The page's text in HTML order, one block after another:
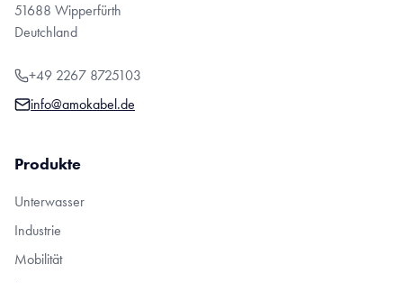
51688 Wipperfürth
Deutchland
+49 2267 8725103
info@amokabel.de
Produkte
Unterwasser
Industrie
Mobilität